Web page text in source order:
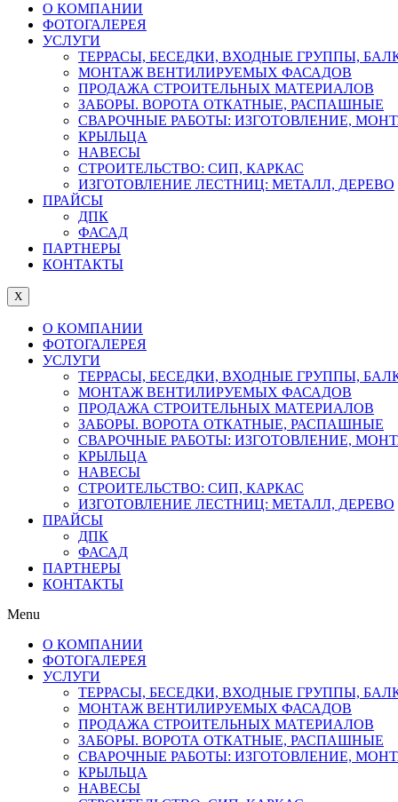
О КОМПАНИИ
ФОТОГАЛЕРЕЯ
УСЛУГИ
ТЕРРАСЫ, БЕСЕДКИ, ВХОДНЫЕ ГРУППЫ,
МОНТАЖ ВЕНТИЛИРУЕМЫХ ФАСАДОВ
ПРОДАЖА СТРОИТЕЛЬНЫХ МАТЕРИАЛОВ
ЗАБОРЫ. ВОРОТА ОТКАТНЫЕ, РАСПАШНЫЕ
СВАРОЧНЫЕ РАБОТЫ: ИЗГОТОВЛЕНИЕ,
КРЫЛЬЦА
НАВЕСЫ
СТРОИТЕЛЬСТВО: СИП, КАРКАС
ИЗГОТОВЛЕНИЕ ЛЕСТНИЦ: МЕТАЛЛ, ДЕРЕВО
ПРАЙСЫ
ДПК
ФАСАД
ПАРТНЕРЫ
КОНТАКТЫ
X
О КОМПАНИИ
ФОТОГАЛЕРЕЯ
УСЛУГИ
ТЕРРАСЫ, БЕСЕДКИ, ВХОДНЫЕ ГРУППЫ,
МОНТАЖ ВЕНТИЛИРУЕМЫХ ФАСАДОВ
ПРОДАЖА СТРОИТЕЛЬНЫХ МАТЕРИАЛОВ
ЗАБОРЫ. ВОРОТА ОТКАТНЫЕ, РАСПАШНЫЕ
СВАРОЧНЫЕ РАБОТЫ: ИЗГОТОВЛЕНИЕ,
КРЫЛЬЦА
НАВЕСЫ
СТРОИТЕЛЬСТВО: СИП, КАРКАС
ИЗГОТОВЛЕНИЕ ЛЕСТНИЦ: МЕТАЛЛ, ДЕРЕВО
ПРАЙСЫ
ДПК
ФАСАД
ПАРТНЕРЫ
КОНТАКТЫ
Menu
О КОМПАНИИ
ФОТОГАЛЕРЕЯ
УСЛУГИ
ТЕРРАСЫ, БЕСЕДКИ, ВХОДНЫЕ ГРУППЫ,
МОНТАЖ ВЕНТИЛИРУЕМЫХ ФАСАДОВ
ПРОДАЖА СТРОИТЕЛЬНЫХ МАТЕРИАЛОВ
ЗАБОРЫ. ВОРОТА ОТКАТНЫЕ, РАСПАШНЫЕ
СВАРОЧНЫЕ РАБОТЫ: ИЗГОТОВЛЕНИЕ,
КРЫЛЬЦА
НАВЕСЫ